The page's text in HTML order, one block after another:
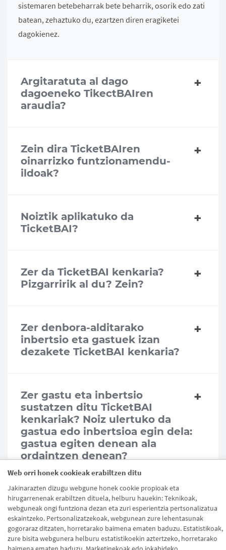
Web orri honek cookieak erabiltzen ditu
Jakinarazten dizugu webgune honek cookie propioak eta
hirugarrenenak erabiltzen dituela, helburu hauekin: Teknikoak,
webguneak ongi funtziona dezan eta zuri esperientzia pertsonalizatua
eskaintzeko. Pertsonalizatzekoak, webgunean zure lehentasunak
gogoraraz ditzaten, horretarako baimena ematen baduzu. Estatistikoak,
zure bisita webgunera helburu estatistikoekin aztertzeko, horretarako
sistemaren betebeharrak bete beharrik, osorik edo zati
batean, zehaztuko du, ezartzen diren eragiketei
dagokienez.
Argitaratuta al dago
dagoeneko TikectBAIren
araudia?
Zein dira TicketBAIren
oinarrizko funtzionamendu-
ildoak?
Noiztik aplikatuko da
TicketBAI?
Zer da TicketBAI kenkaria?
Pizgarririk al du? Zein?
Zer denbora-alditarako
inbertsio eta gastuek izan
dezakete TicketBAI kenkaria?
Zer gastu eta inbertsio
sustatzen ditu TicketBAI
kenkariak? Noiz ulertuko da
gastua edo inbertsioa egin dela:
gastua egiten denean ala
ordaintzen denean?